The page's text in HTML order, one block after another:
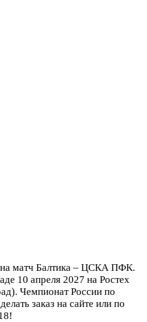
матч Балтика – ЦСКА ПФК.
10 апреля 2027 на Ростех
Чемпионат России по
заказ на сайте или по